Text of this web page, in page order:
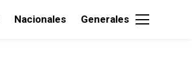
Nacionales Generales